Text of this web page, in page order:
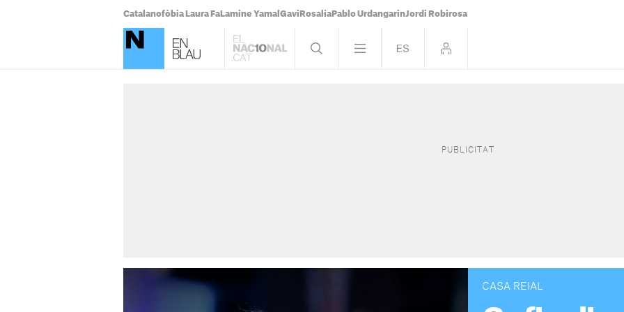
Catalanofòbia Laura Fa Lamine Yamal Gavi Rosalía Pablo UrdangarinJordi Robirosa
CASA REIAL